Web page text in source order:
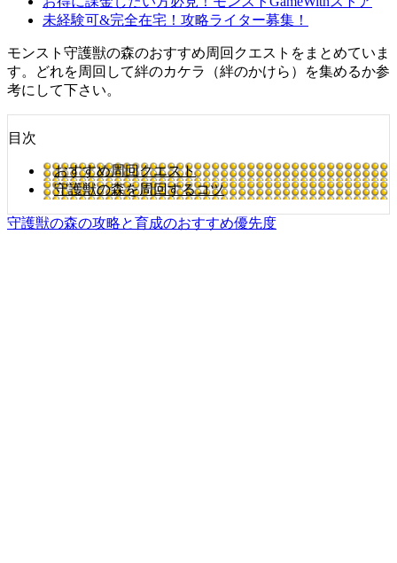
未経験可&完全在宅！攻略ライター募集！
モンスト守護獣の森のおすすめ周回クエストをまとめていま
す。どれを周回して絆のカケラ（絆のかけら）を集めるか参
考にして下さい。
目次
おすすめ周回クエスト
守護獣の森を周回するコツ
守護獣の森の攻略と育成のおすすめ優先度